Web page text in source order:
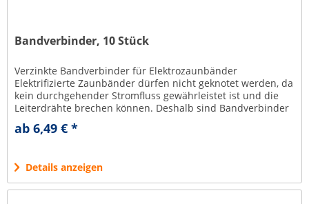
Bandverbinder, 10 Stück
Verzinkte Bandverbinder für Elektrozaunbänder
Elektrifizierte Zaunbänder dürfen nicht geknotet werden, da
kein durchgehender Stromfluss gewährleistet ist und die
Leiterdrähte brechen können. Deshalb sind Bandverbinder
unverzichtbar....
ab 6,49 € *
Details anzeigen